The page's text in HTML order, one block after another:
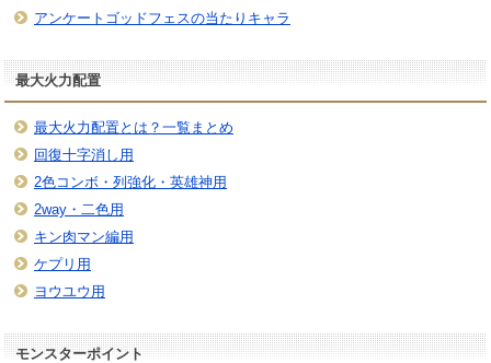
アンケートゴッドフェスの当たりキャラ
最大火力配置
最大火力配置とは？一覧まとめ
回復十字消し用
2色コンボ・列強化・英雄神用
2way・二色用
キン肉マン編用
ケプリ用
ヨウユウ用
モンスターポイント